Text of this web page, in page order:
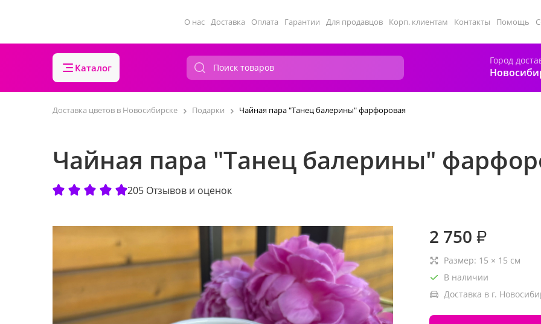
О нас Доставка Оплата Гарантии Для продавцов Корп. клиентам Контакты Помощь
Каталог
Город
Доставка цветов в Новосибирске Подарки Чайная пара "Танец балерины" фарфоровая
Чайная пара "Танец балерины"
205 Отзывов и оценок
2 750 ₽
Размер: 15 × 15 см
В наличии
Доставка в г.